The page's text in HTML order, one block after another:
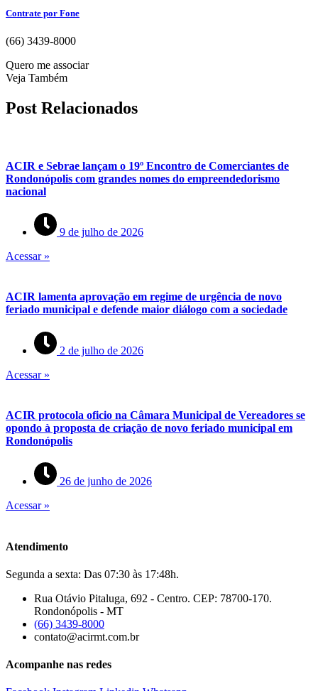
Contrate por Fone
(66) 3439-8000
Quero me associar
Veja Também
Post Relacionados
ACIR e Sebrae lançam o 19º Encontro de Comerciantes de
Rondonópolis com grandes nomes do empreendedorismo
nacional
9 de julho de 2026
Acessar »
ACIR lamenta aprovação em regime de urgência de novo
feriado municipal e defende maior diálogo com a sociedade
2 de julho de 2026
Acessar »
ACIR protocola oficio na Câmara Municipal de Vereadores se
opondo à proposta de criação de novo feriado municipal em
Rondonópolis
26 de junho de 2026
Acessar »
Atendimento
Segunda a sexta: Das 07:30 às 17:48h.
Rua Otávio Pitaluga, 692 - Centro. CEP: 78700-170.
Rondonópolis - MT
(66) 3439-8000
contato@acirmt.com.br
Acompanhe nas redes